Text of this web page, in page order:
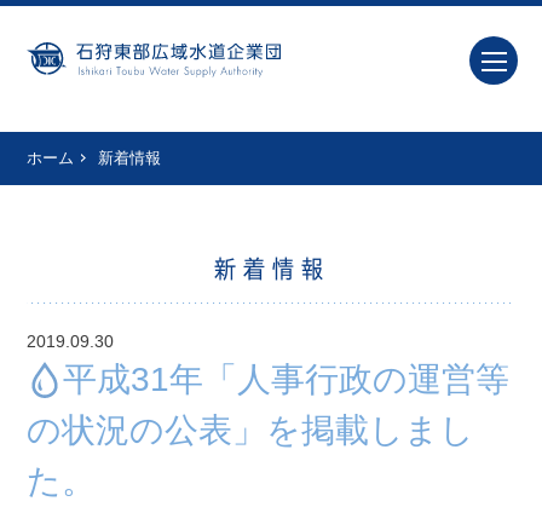
ホーム 新着情報
新着情報
2019.09.30
平成31年「人事行政の運営等
の状況の公表」を掲載しまし
た。